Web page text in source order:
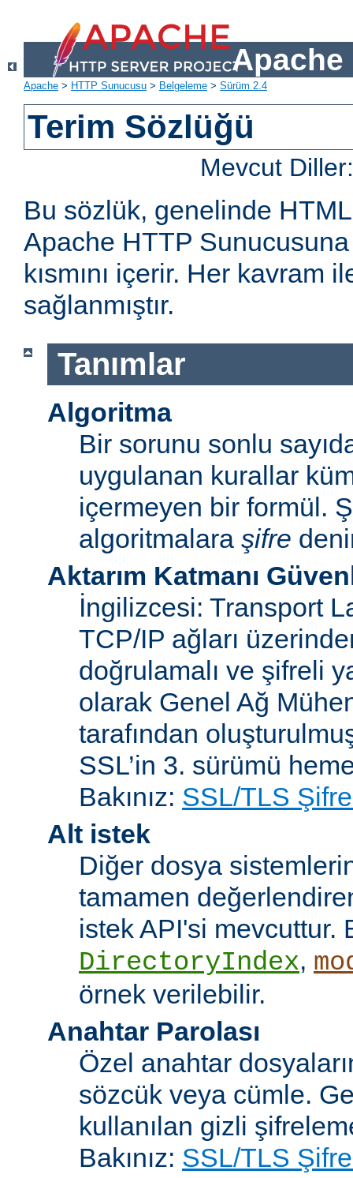
Apache
Apache > HTTP Sunucusu > Belgeleme > Sürüm 2.4
Terim Sözlüğü
Mevcut
Bu sözlük, genelinde
Apache HTTP
kısmını içerir. Her kavram
sağlanmıştır.
Tanımlar
Algoritma
Bir sorunu sonlu
uygulanan kurallar
içermeyen bir formül.
algoritmalara şifre
Aktarım Katmanı
İngilizcesi: Transport
TCP/IP ağları
doğrulamalı ve şifreli
olarak Genel Ağ
tarafından
SSL’in 3. sürümü
Bakınız: SSL/TLS
Alt istek
Diğer dosya
tamamen
istek API'si mevcuttur.
DirectoryIndex,
örnek verilebilir.
Anahtar Parolası
Özel anahtar
sözcük veya cümle.
kullanılan gizli
Bakınız: SSL/TLS